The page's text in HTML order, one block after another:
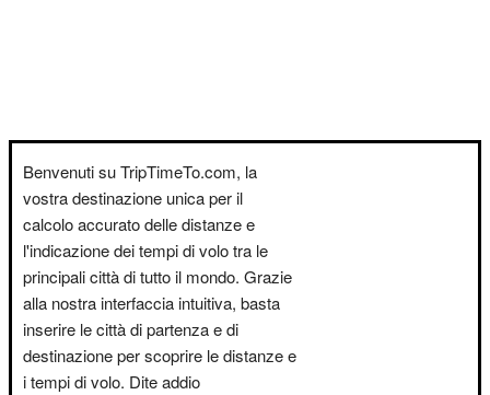
Benvenuti su TripTimeTo.com, la
vostra destinazione unica per il
calcolo accurato delle distanze e
l'indicazione dei tempi di volo tra le
principali città di tutto il mondo. Grazie
alla nostra interfaccia intuitiva, basta
inserire le città di partenza e di
destinazione per scoprire le distanze e
i tempi di volo. Dite addio